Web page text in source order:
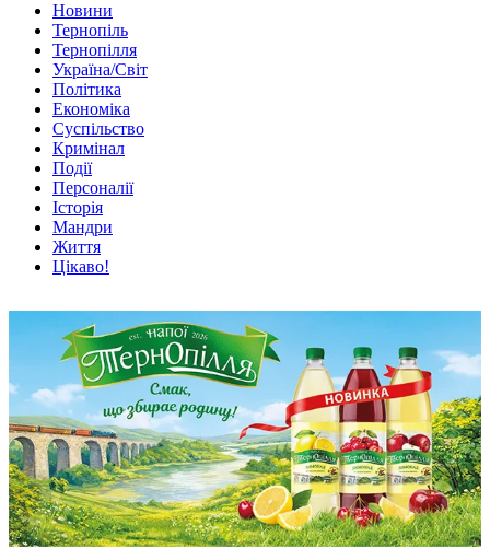
Новини
Тернопіль
Тернопілля
Україна/Світ
Політика
Економіка
Суспільство
Кримінал
Події
Персоналії
Історія
Мандри
Життя
Цікаво!